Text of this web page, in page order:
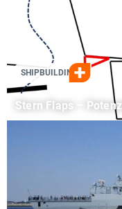
SHIPBUILDING
Stern Flaps –